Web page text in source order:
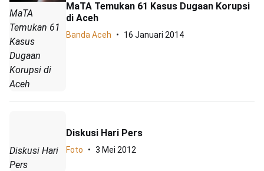
MaTA
Temukan 61
Kasus
Dugaan
Korupsi di
Aceh
MaTA Temukan 61 Kasus Dugaan Korupsi
di Aceh
Banda Aceh 16 Januari 2014
Diskusi Hari
Pers
Diskusi Hari Pers
Foto 3 Mei 2012